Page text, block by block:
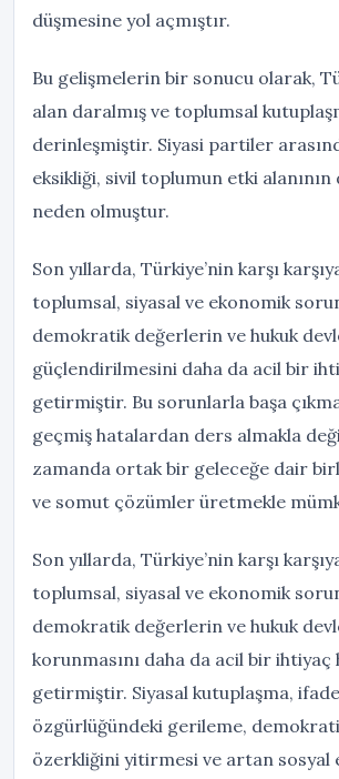
düşmesine yol açmıştır.
Bu gelişmelerin bir sonucu olarak,
alan daralmış ve toplumsal
derinleşmiştir. Siyasi partiler
eksikliği, sivil toplumun etki alanının
neden olmuştur.
Son yıllarda, Türkiye’nin karşı
toplumsal, siyasal ve ekonomik
demokratik değerlerin ve hukuk
güçlendirilmesini daha da acil bir
getirmiştir. Bu sorunlarla başa
geçmiş hatalardan ders almakla
zamanda ortak bir geleceğe dair
ve somut çözümler üretmekle
Son yıllarda, Türkiye’nin karşı
toplumsal, siyasal ve ekonomik
demokratik değerlerin ve hukuk
korunmasını daha da acil bir ihtiyaç
getirmiştir. Siyasal kutuplaşma, ifade
özgürlüğündeki gerileme,
özerkliğini yitirmesi ve artan sosyal